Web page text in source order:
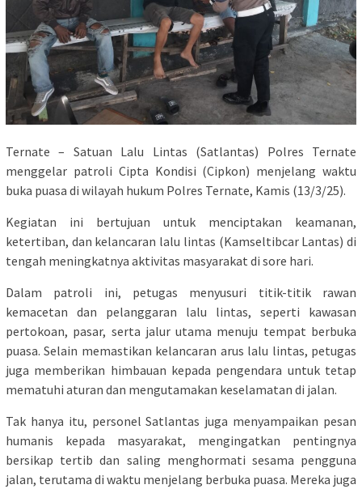
Ternate – Satuan Lalu Lintas (Satlantas) Polres Ternate
menggelar patroli Cipta Kondisi (Cipkon) menjelang waktu
buka puasa di wilayah hukum Polres Ternate, Kamis (13/3/25).
Kegiatan ini bertujuan untuk menciptakan keamanan,
ketertiban, dan kelancaran lalu lintas (Kamseltibcar Lantas) di
tengah meningkatnya aktivitas masyarakat di sore hari.
Dalam patroli ini, petugas menyusuri titik-titik rawan
kemacetan dan pelanggaran lalu lintas, seperti kawasan
pertokoan, pasar, serta jalur utama menuju tempat berbuka
puasa. Selain memastikan kelancaran arus lalu lintas, petugas
juga memberikan himbauan kepada pengendara untuk tetap
mematuhi aturan dan mengutamakan keselamatan di jalan.
Tak hanya itu, personel Satlantas juga menyampaikan pesan
humanis kepada masyarakat, mengingatkan pentingnya
bersikap tertib dan saling menghormati sesama pengguna
jalan, terutama di waktu menjelang berbuka puasa. Mereka juga